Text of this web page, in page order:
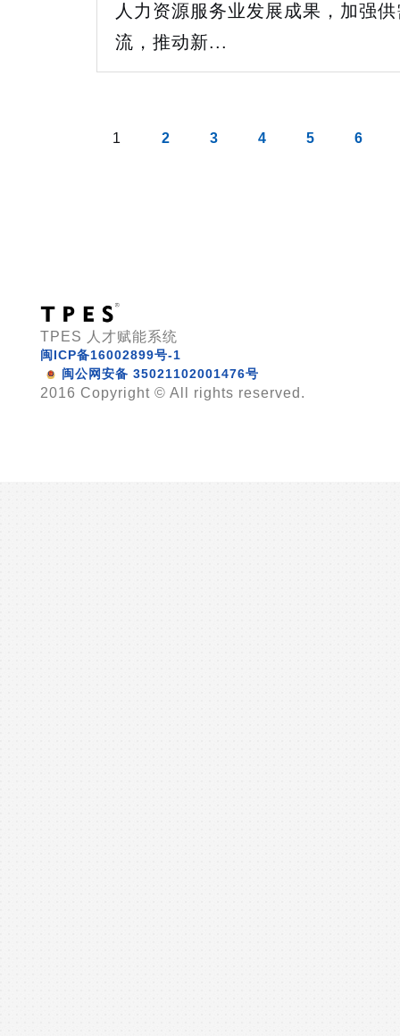
人力资源服务业发展成果，加强
流，推动新...
1 2 3 4 5 6
TPES 人才赋能系统
闽ICP备16002899号-1
闽公网安备 35021102001476号
2016 Copyright © All rights reserved.